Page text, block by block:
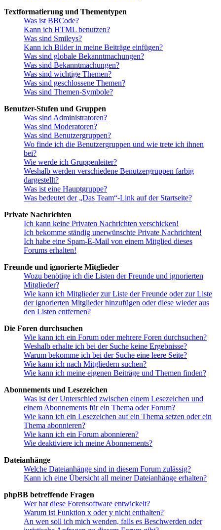
Textformatierung und Thementypen
Was ist BBCode?
Kann ich HTML benutzen?
Was sind Smileys?
Kann ich Bilder in meine Beiträge einfügen?
Was sind globale Bekanntmachungen?
Was sind Bekanntmachungen?
Was sind wichtige Themen?
Was sind geschlossene Themen?
Was sind Themen-Symbole?
Benutzer-Stufen und Gruppen
Was sind Administratoren?
Was sind Moderatoren?
Was sind Benutzergruppen?
Wo finde ich die Benutzergruppen und wie trete ich ihnen
bei?
Wie werde ich Gruppenleiter?
Weshalb werden verschiedene Benutzergruppen farbig
dargestellt?
Was ist eine Hauptgruppe?
Was bedeutet der „Das Team“-Link auf der Startseite?
Private Nachrichten
Ich kann keine Privaten Nachrichten verschicken!
Ich bekomme ständig unerwünschte Private Nachrichten!
Ich habe eine Spam-E-Mail von einem Mitglied dieses
Forums erhalten!
Freunde und ignorierte Mitglieder
Wozu benötige ich die Listen der Freunde und ignorierten
Mitglieder?
Wie kann ich Mitglieder zur Liste der Freunde oder zur Liste
der ignorierten Mitglieder hinzufügen oder diese wieder aus
den Listen entfernen?
Die Foren durchsuchen
Wie kann ich ein Forum oder mehrere Foren durchsuchen?
Weshalb erhalte ich bei der Suche keine Ergebnisse?
Warum bekomme ich bei der Suche eine leere Seite?
Wie kann ich nach Mitgliedern suchen?
Wie kann ich meine eigenen Beiträge und Themen finden?
Abonnements und Lesezeichen
Was ist der Unterschied zwischen einem Lesezeichen und
einem Abonnements für ein Thema oder Forum?
Wie kann ich ein Lesezeichen auf ein Thema setzen oder ein
Thema abonnieren?
Wie kann ich ein Forum abonnieren?
Wie deaktiviere ich meine Abonnements?
Dateianhänge
Welche Dateianhänge sind in diesem Forum zulässig?
Kann ich eine Übersicht all meiner Dateianhänge erhalten?
phpBB betreffende Fragen
Wer hat diese Forensoftware entwickelt?
Warum ist Funktion x oder y nicht enthalten?
An wen soll ich mich wenden, falls es Beschwerden oder